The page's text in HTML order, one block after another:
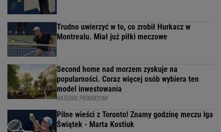
Trudno uwierzyć w to, co zrobił Hurkacz w
Montrealu. Miał już piłki meczowe
Second home nad morzem zyskuje na
popularności. Coraz więcej osób wybiera ten
model inwestowania
MATERIAŁ PROMOCYJNY
Pilne wieści z Toronto! Znamy godzinę meczu Iga
Świątek - Marta Kostiuk